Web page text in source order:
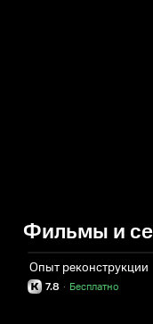
Фильмы и
Опыт реконструкции
7.8 Бесплатно
·